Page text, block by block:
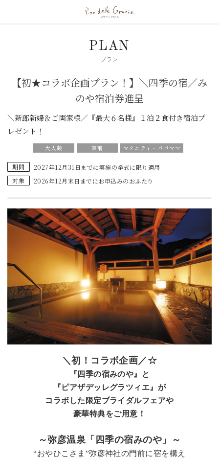
PLAN
プラン
【初★コラボ企画プラン！】＼四季の宿／み
のや宿泊券進呈
＼新郎新婦＆ご両家様／『最大６名様』１泊２食付き宿泊プ
レゼント！
大人数 直前 マタニティ・パパママ
期間
2027年12月31日までに実施の挙式に限り適用
対象
2026年12月末日までにお申込みのおふたり
＼初！コラボ企画／☆
『四季の宿みのや』と
『ピアザデッレグラツィエ』が
コラボした限定ブライダルフェアや
豪華特典をご用意 ！
～弥彦温泉「四季の宿みのや」～
“おやひこさま”弥彦神社の門前に宿を構え